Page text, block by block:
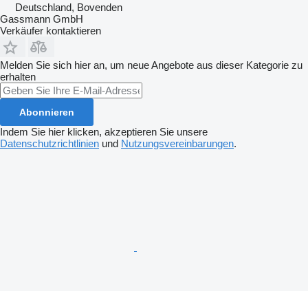
Deutschland, Bovenden
Gassmann GmbH
Verkäufer kontaktieren
Melden Sie sich hier an, um neue Angebote aus dieser Kategorie zu
erhalten
Abonnieren
Indem Sie hier klicken, akzeptieren Sie unsere
Datenschutzrichtlinien und Nutzungsvereinbarungen.